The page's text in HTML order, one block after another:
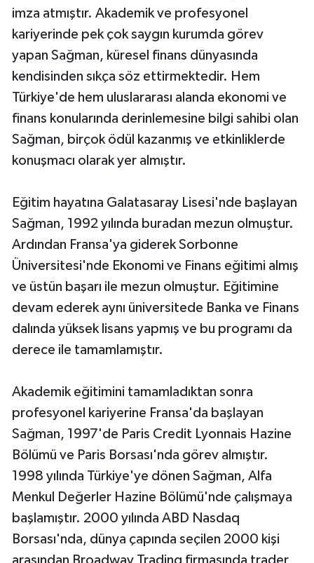
imza atmıştır. Akademik ve profesyonel
kariyerinde pek çok saygın kurumda görev
yapan Sağman, küresel finans dünyasında
kendisinden sıkça söz ettirmektedir. Hem
Türkiye'de hem uluslararası alanda ekonomi ve
finans konularında derinlemesine bilgi sahibi olan
Sağman, birçok ödül kazanmış ve etkinliklerde
konuşmacı olarak yer almıştır.
Eğitim hayatına Galatasaray Lisesi'nde başlayan
Sağman, 1992 yılında buradan mezun olmuştur.
Ardından Fransa'ya giderek Sorbonne
Üniversitesi'nde Ekonomi ve Finans eğitimi almış
ve üstün başarı ile mezun olmuştur. Eğitimine
devam ederek aynı üniversitede Banka ve Finans
dalında yüksek lisans yapmış ve bu programı da
derece ile tamamlamıştır.
Akademik eğitimini tamamladıktan sonra
profesyonel kariyerine Fransa'da başlayan
Sağman, 1997'de Paris Credit Lyonnais Hazine
Bölümü ve Paris Borsası'nda görev almıştır.
1998 yılında Türkiye'ye dönen Sağman, Alfa
Menkul Değerler Hazine Bölümü'nde çalışmaya
başlamıştır. 2000 yılında ABD Nasdaq
Borsası'nda, dünya çapında seçilen 2000 kişi
arasından Broadway Trading firmasında trader